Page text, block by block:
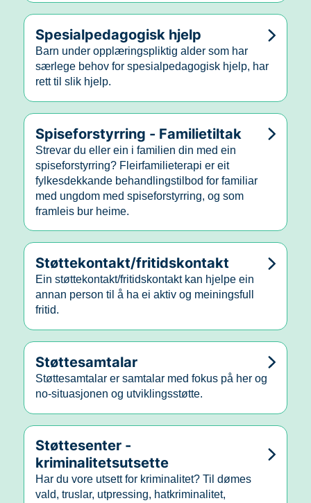
Spesialpedagogisk hjelp
Barn under opplæringspliktig alder som har
særlege behov for spesialpedagogisk hjelp, har
rett til slik hjelp.
Spiseforstyrring - Familietiltak
Strevar du eller ein i familien din med ein
spiseforstyrring? Fleirfamilieterapi er eit
fylkesdekkande behandlingstilbod for familiar
med ungdom med spiseforstyrring, og som
framleis bur heime.
Støttekontakt/fritidskontakt
Ein støttekontakt/fritidskontakt kan hjelpe ein
annan person til å ha ei aktiv og meiningsfull
fritid.
Støttesamtalar
Støttesamtalar er samtalar med fokus på her og
no-situasjonen og utviklingsstøtte.
Støttesenter -
kriminalitetsutsette
Har du vore utsett for kriminalitet? Til dømes
vald, truslar, utpressing, hatkriminalitet,